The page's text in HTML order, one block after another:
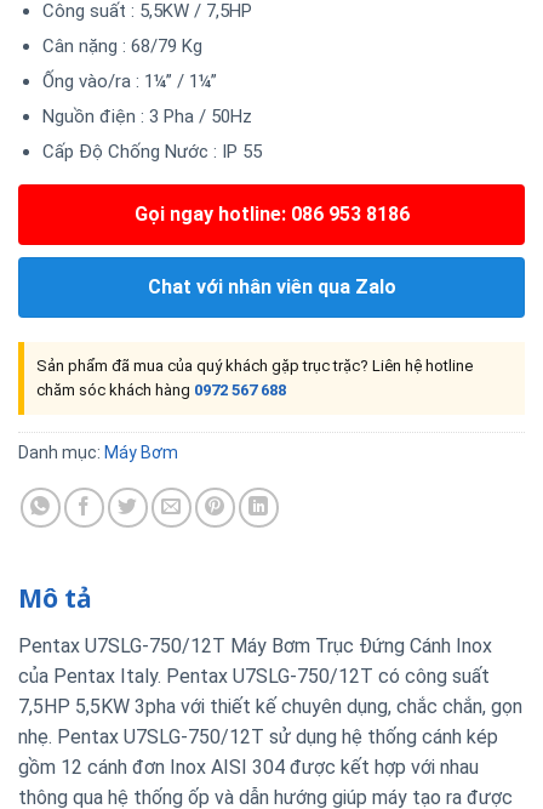
Công suất : 5,5KW / 7,5HP
Cân nặng : 68/79 Kg
Ống vào/ra : 1¼” / 1¼”
Nguồn điện : 3 Pha / 50Hz
Cấp Độ Chống Nước : IP 55
Gọi ngay hotline: 086 953 8186
Chat với nhân viên qua Zalo
Sản phẩm đã mua của quý khách gặp trục trặc? Liên hệ hotline
chăm sóc khách hàng 0972 567 688
Danh mục: Máy Bơm
Mô tả
Pentax U7SLG-750/12T Máy Bơm Trục Đứng Cánh Inox
của Pentax Italy. Pentax U7SLG-750/12T có công suất
7,5HP 5,5KW 3pha với thiết kế chuyên dụng, chắc chắn, gọn
nhẹ. Pentax U7SLG-750/12T sử dụng hệ thống cánh kép
gồm 12 cánh đơn Inox AISI 304 được kết hợp với nhau
thông qua hệ thống ốp và dẫn hướng giúp máy tạo ra được